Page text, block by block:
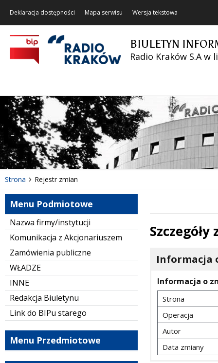
Deklaracja dostępności Mapa serwisu Wersja tekstowa
BIULETYN
Radio Kraków S.A w
Strona Rejestr zmian
Menu Podmiotowe
Nazwa firmy/instytucji
Komunikacja z Akcjonariuszem
Zamówienia publiczne
WŁADZE
INNE
Redakcja Biuletynu
Link do BIPu starego
Menu Przedmiotowe
Informacja
Informacja o
Strona
Operacja
Autor
Data zmiany